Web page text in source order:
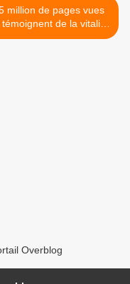
million de pages vues
de la vitalité
marketing territorial. Et
Overblog